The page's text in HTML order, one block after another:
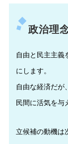
政治理
自由と民主主義
にします。
自由な経済だが
民間に活気を与
立候補の動機は